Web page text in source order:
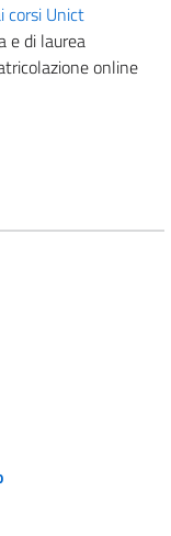
corsi Unict
e di laurea
online